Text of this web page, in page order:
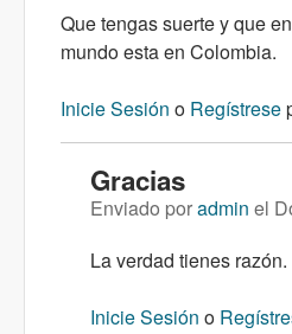
Que tengas suerte y que
mundo esta en Colombia.
Inicie Sesión o Regístrese
Gracias
Enviado poradmin el
La verdad tienes
Inicie Sesión o